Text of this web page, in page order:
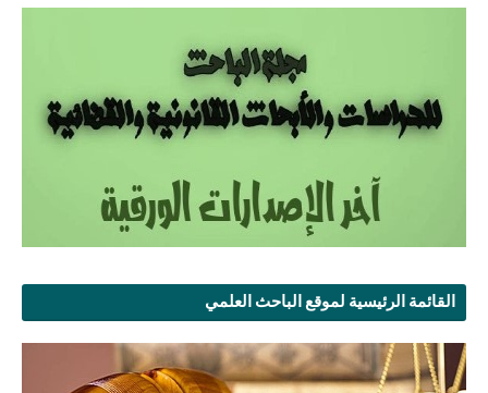
القائمة الرئيسية لموقع الباحث العلمي